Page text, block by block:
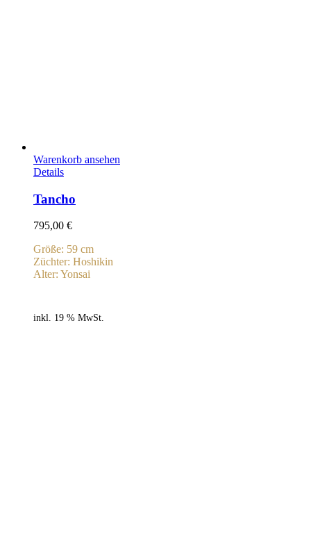
Warenkorb ansehen
Details
Tancho
795,00 €
Größe: 59 cm
Züchter: Hoshikin
Alter: Yonsai
inkl. 19 % MwSt.